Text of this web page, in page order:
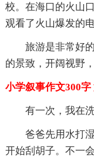
校。在海口的火山
观看了火山爆发的电
旅游是非常好
的景致，开阔视野
小学叙事作文300字
有一次，我在
爸爸先用水打
开始刮胡子。不一